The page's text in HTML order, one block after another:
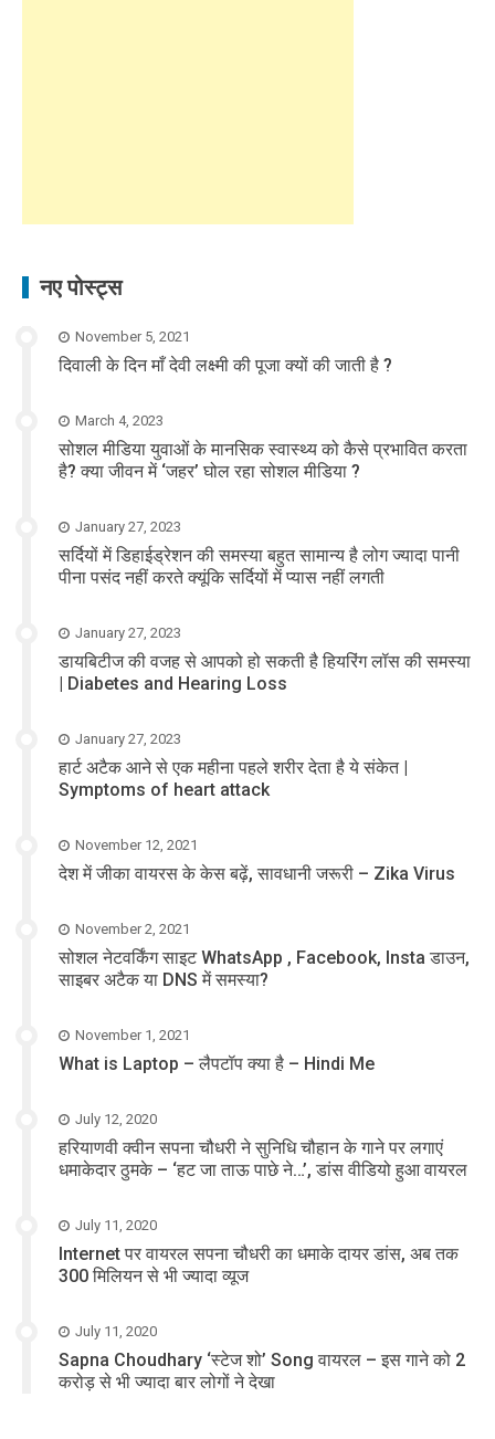
नए पोस्ट्स
November 5, 2021
दिवाली के दिन माँ देवी लक्ष्मी की पूजा क्यों की जाती है ?
March 4, 2023
सोशल मीडिया युवाओं के मानसिक स्वास्थ्य को कैसे प्रभावित करता
है? क्या जीवन में ‘जहर’ घोल रहा सोशल मीडिया ?
January 27, 2023
सर्दियों में डिहाईड्रेशन की समस्या बहुत सामान्य है लोग ज्यादा पानी
पीना पसंद नहीं करते क्यूंकि सर्दियों में प्यास नहीं लगती
January 27, 2023
डायबिटीज की वजह से आपको हो सकती है हियरिंग लॉस की समस्या
| Diabetes and Hearing Loss
January 27, 2023
हार्ट अटैक आने से एक महीना पहले शरीर देता है ये संकेत |
Symptoms of heart attack
November 12, 2021
देश में जीका वायरस के केस बढ़ें, सावधानी जरूरी – Zika Virus
November 2, 2021
सोशल नेटवर्किंग साइट WhatsApp , Facebook, Insta डाउन,
साइबर अटैक या DNS में समस्या?
November 1, 2021
What is Laptop – लैपटॉप क्या है – Hindi Me
July 12, 2020
हरियाणवी क्वीन सपना चौधरी ने सुनिधि चौहान के गाने पर लगाएं
धमाकेदार ठुमके – ‘हट जा ताऊ पाछे ने…’, डांस वीडियो हुआ वायरल
July 11, 2020
Internet पर वायरल सपना चौधरी का धमाके दायर डांस, अब तक
300 मिलियन से भी ज्यादा व्यूज
July 11, 2020
Sapna Choudhary ‘स्टेज शो’ Song वायरल – इस गाने को 2
करोड़ से भी ज्यादा बार लोगों ने देखा